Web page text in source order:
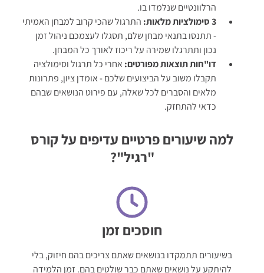
הרלוונטיים שנלמדו בו.
3 סימולציות מלאות:
התרגול שהכי קרוב למבחן האמיתי
- תתנסו בתנאי מבחן שלם, תסגלו לעצמכם ניהול זמן
נכון ותתרגלו שמירה על ריכוז לאורך כל המבחן.
דו"חות תוצאות מפורטים: אחרי כל תרגול וסימולציה
תקבלו משוב על הביצועים שלכם - אומדן ציון, פתרונות
מלאים והסברים לכל שאלה, עם פירוט הנושאים שבהם
כדאי להתחזק.
למה שיעורים פרטיים עדיפים על קורס
"רגיל"?
חוסכים זמן
בשיעורים תתמקדו בנושאים שאתם צריכים בהם חיזוק, בלי
להיתקע על נושאים שאתם כבר שולטים בהם. זמן הלמידה